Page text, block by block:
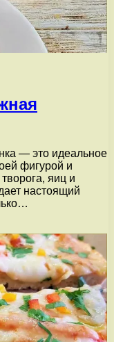
— это идеальное
фигурой и
яиц и
настоящий